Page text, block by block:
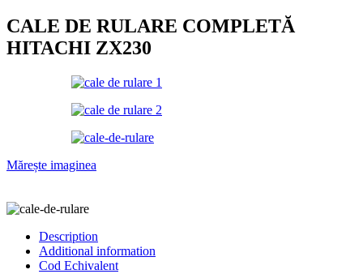
CALE DE RULARE COMPLETĂ
HITACHI ZX230
Mărește imaginea
Description
Additional information
Cod Echivalent